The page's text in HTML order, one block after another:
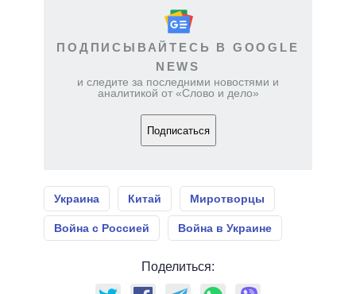
ПОДПИСЫВАЙТЕСЬ В GOOGLE
NEWS
и следите за последними новостями и
аналитикой от «Слово и дело»
Подписаться
Украина Китай Миротворцы
Война с Россией Война в Украине
Поделиться: